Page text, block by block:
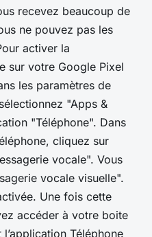
recevez beaucoup de
ne pouvez pas les
activer la
sur votre Google Pixel
les paramètres de
"Apps &
"Téléphone". Dans
cliquez sur
vocale". Vous
vocale visuelle".
Une fois cette
accéder à votre boite
Téléphone